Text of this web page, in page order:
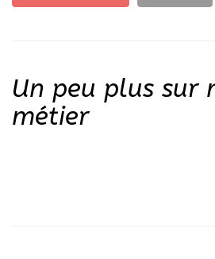
Un peu plus sur
métier